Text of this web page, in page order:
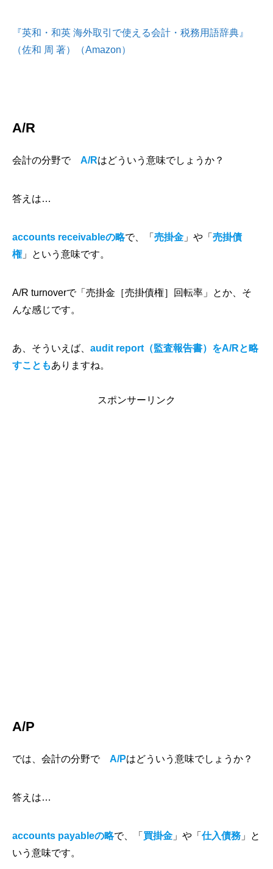
『英和・和英 海外取引で使える会計・税務用語辞典』
（佐和 周 著）（Amazon）
A/R
会計の分野で A/Rはどういう意味でしょうか？
答えは…
accounts receivableの略で、 「 売掛金 」や「 売掛債
権」 という意味です。
A/R turnoverで「売掛金［売掛債権］回転率」とか、そ
んな感じです。
あ、そういえば、 audit report（監査報告書）をA/Rと略
すこともありますね。
スポンサーリンク
A/P
では、会計の分野で A/Pはどういう意味でしょうか？
答えは…
accounts payableの略で、「 買掛金 」や「 仕入債務 」と
いう意味です。